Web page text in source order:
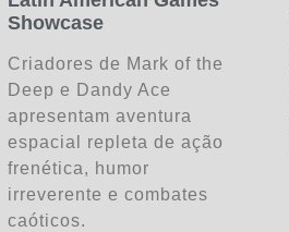
Showcase
Criadores de Mark of the
Deep e Dandy Ace
apresentam aventura
espacial repleta de ação
frenética, humor
irreverente e combates
caóticos.